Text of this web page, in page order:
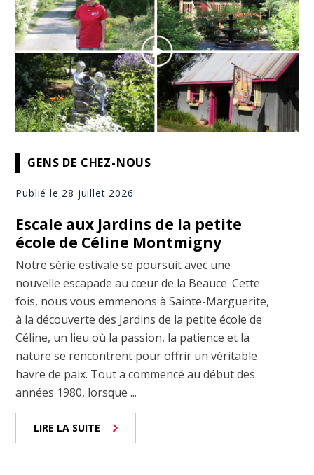
GENS DE CHEZ-NOUS
Publié le 28 juillet 2026
Escale aux Jardins de la petite
école de Céline Montmigny
Notre série estivale se poursuit avec une
nouvelle escapade au cœur de la Beauce. Cette
fois, nous vous emmenons à Sainte-Marguerite,
à la découverte des Jardins de la petite école de
Céline, un lieu où la passion, la patience et la
nature se rencontrent pour offrir un véritable
havre de paix. Tout a commencé au début des
années 1980, lorsque ...
LIRE LA SUITE